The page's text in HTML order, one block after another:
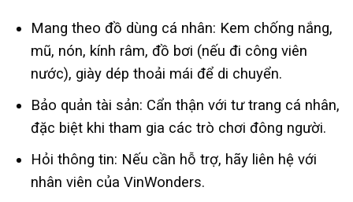
Mang theo đồ dùng cá nhân: Kem chống nắng,
mũ, nón, kính râm, đồ bơi (nếu đi công viên
nước), giày dép thoải mái để di chuyển.
Bảo quản tài sản: Cẩn thận với tư trang cá nhân,
đặc biệt khi tham gia các trò chơi đông người.
Hỏi thông tin: Nếu cần hỗ trợ, hãy liên hệ với
nhân viên của VinWonders.